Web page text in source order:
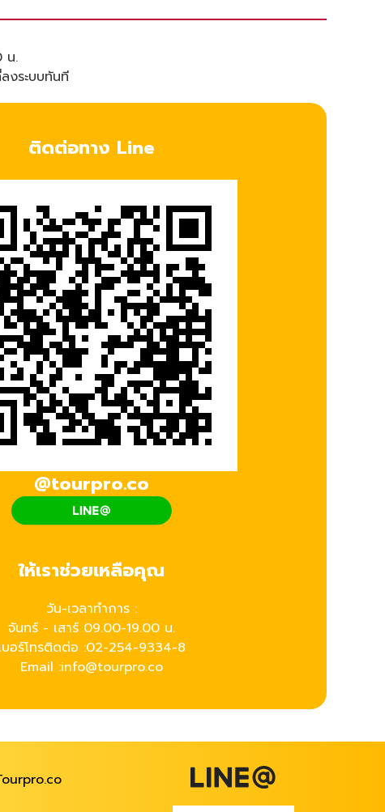
น.
งระบบทันที
ติดต่อทาง Line
@tourpro.co
ให้เราช่วยเหลือคุณ
วัน-เวลาทำการ :
จันทร์ - เสาร์ 09.00-19.00 น.
บอร์โทรติดต่อ :02-254-9334-8
Email :info@tourpro.co